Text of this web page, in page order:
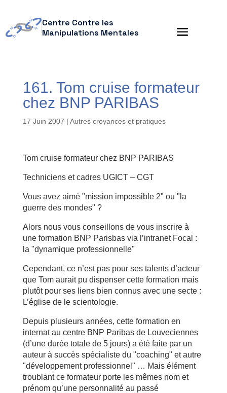
Centre Contre les
Manipulations Mentales
161. Tom cruise formateur
chez BNP PARIBAS
17 Juin 2007 | Autres croyances et pratiques
Tom cruise formateur chez BNP PARIBAS
Techniciens et cadres UGICT – CGT
Vous avez aimé "mission impossible 2" ou "la
guerre des mondes" ?
Alors nous vous conseillons de vous inscrire à
une formation BNP Parisbas via l’intranet Focal :
la "dynamique professionnelle"
Cependant, ce n’est pas pour ses talents d’acteur
que Tom aurait pu dispenser cette formation mais
plutôt pour ses liens bien connus avec une secte :
L’église de le scientologie.
Depuis plusieurs années, cette formation en
internat au centre BNP Paribas de Louveciennes
(d’une durée totale de 5 jours) a été faite par un
auteur à succès spécialiste du "coaching" et autre
"développement professionnel" … Mais élément
troublant ce formateur porte les mêmes nom et
prénom qu’une personnalité au passé